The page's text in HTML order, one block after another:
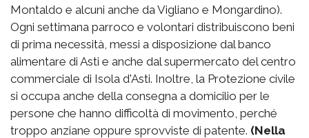
Montaldo e alcuni anche da Vigliano e Mongardino).
Ogni settimana parroco e volontari distribuiscono beni
di prima necessità, messi a disposizione dal banco
alimentare di Asti e anche dal supermercato del centro
commerciale di Isola d'Asti. Inoltre, la Protezione civile
si occupa anche della consegna a domicilio per le
persone che hanno difficoltà di movimento, perché
troppo anziane oppure sprovviste di patente. (Nella